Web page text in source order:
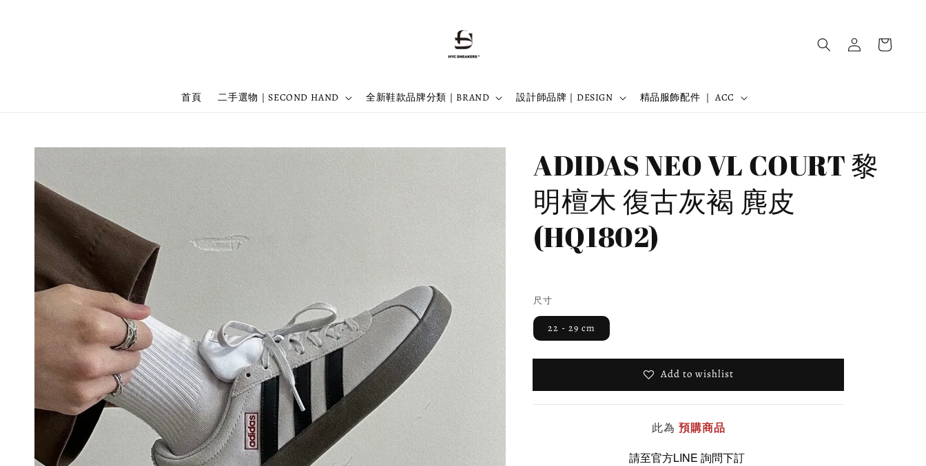
首頁 二手選物｜SECOND HAND 全新鞋款品牌分類｜BRAND 設計師品牌｜DESIGN 精品服飾配件 ｜ ACC
ADIDAS NEO VL COURT 黎
明檀木 復古灰褐 麂皮
(HQ1802)
尺寸
22 - 29 cm
Add to wishlist
此為 預購商品
請至官方LINE 詢問下訂